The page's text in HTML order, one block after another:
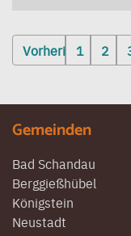
der
Beiträge
Vorherige1 2
Gemeinden
Bad Schandau
Berggießhübel
Königstein
Neustadt